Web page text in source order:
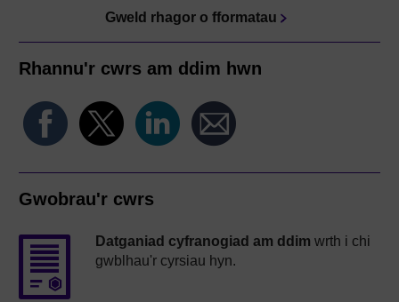
Gweld rhagor o fformatau
Rhannu'r cwrs am ddim hwn
Gwobrau'r cwrs
Datganiad cyfranogiad am ddim wrth i chi
gwblhau'r cyrsiau hyn.